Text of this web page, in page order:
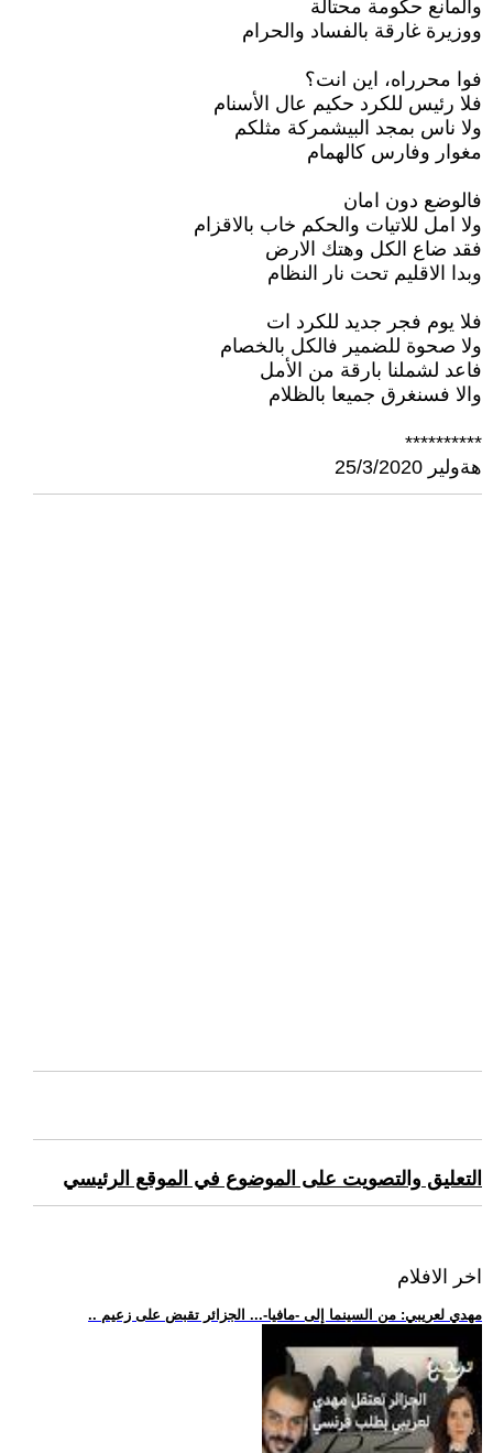
والمانع حكومة محتالة
ووزيرة غارقة بالفساد والحرام
فوا محرراه، اين انت؟
فلا رئيس للكرد حكيم عال الأسنام
ولا ناس بمجد البيشمركة مثلكم
مغوار وفارس كالهمام
فالوضع دون امان
ولا امل للاتيات والحكم خاب بالاقزام
فقد ضاع الكل وهتك الارض
وبدا الاقليم تحت نار النظام
فلا يوم فجر جديد للكرد ات
ولا صحوة للضمير فالكل بالخصام
فاعد لشملنا بارقة من الأمل
والا فسنغرق جميعا بالظلام
**********
هةولير 25/3/2020
التعليق والتصويت على الموضوع في الموقع الرئيسي
اخر الافلام
.. مهدي لعريبي: من السينما إلى -مافيا-... الجزائر تقبض على زعيم